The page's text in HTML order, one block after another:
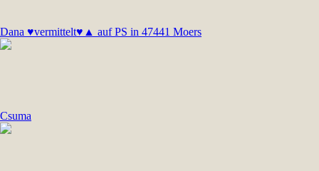
Dana ♥vermittelt♥▲ auf PS in 47441 Moers
Csuma